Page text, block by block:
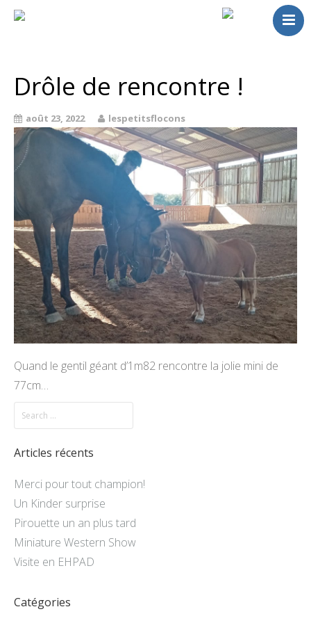
A vendre
Activités
Actualités
Drôle de rencontre !
août 23, 2022 lespetitsflocons
Quand le gentil géant d’1m82 rencontre la jolie mini de
77cm…
Articles récents
Merci pour tout champion!
Un Kinder surprise
Pirouette un an plus tard
Miniature Western Show
Visite en EHPAD
Catégories